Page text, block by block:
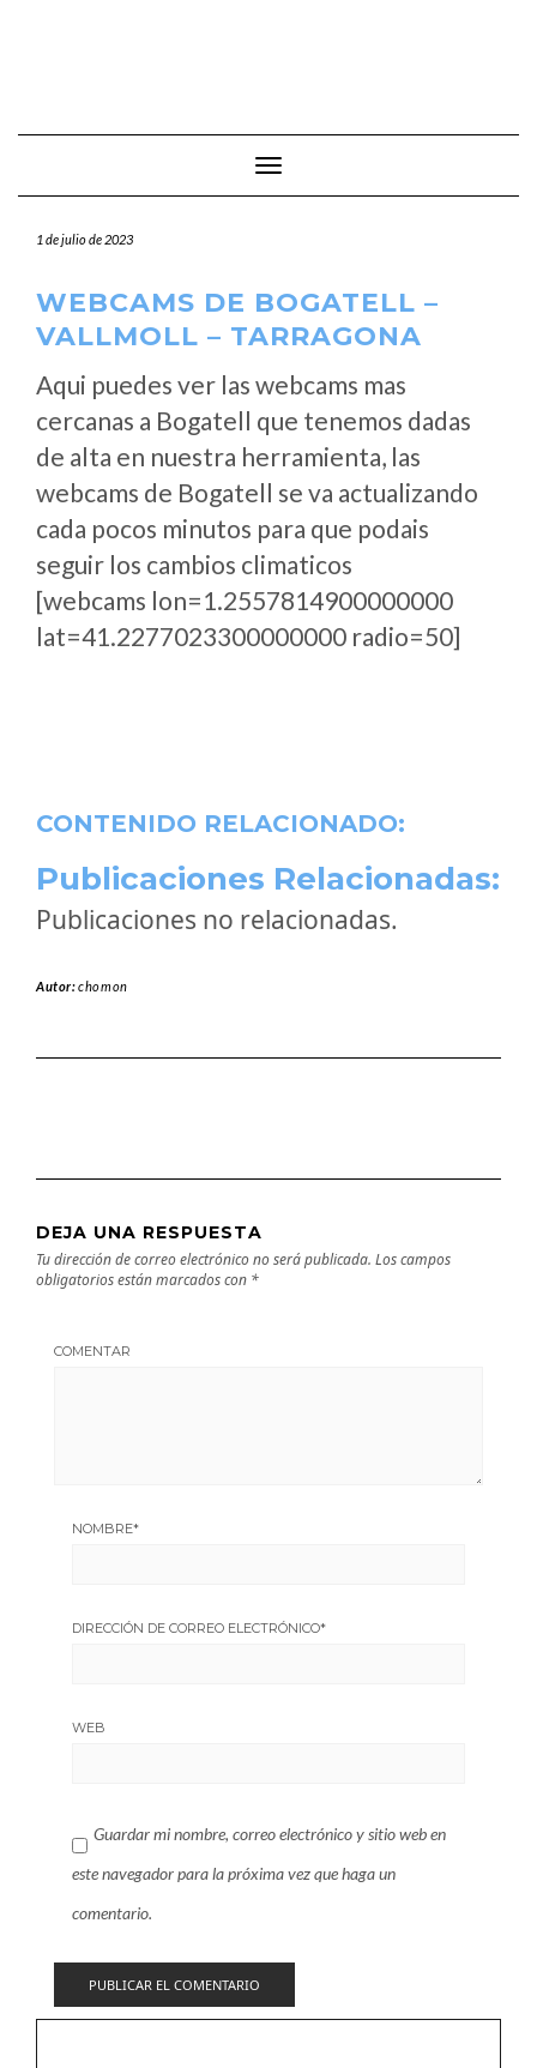
Cambiar modo de navegación
1 de julio de 2023
WEBCAMS DE BOGATELL –
VALLMOLL – TARRAGONA
Aqui puedes ver las webcams mas
cercanas a Bogatell que tenemos dadas
de alta en nuestra herramienta, las
webcams de Bogatell se va actualizando
cada pocos minutos para que podais
seguir los cambios climaticos
[webcams lon=1.2557814900000000
lat=41.2277023300000000 radio=50]
CONTENIDO RELACIONADO:
Publicaciones Relacionadas:
Publicaciones no relacionadas.
Autor:chomon
DEJA UNA RESPUESTA
Tu dirección de correo electrónico no será publicada. Los campos
obligatorios están marcados con *
COMENTAR
NOMBRE*
DIRECCIÓN DE CORREO ELECTRÓNICO*
WEB
Guardar mi nombre, correo electrónico y sitio web en
este navegador para la próxima vez que haga un
comentario.